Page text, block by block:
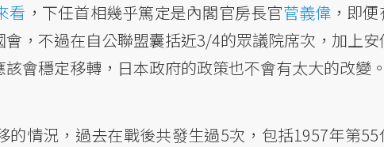
看 ，下任首相幾乎篤定是內閣官房長官菅義偉，即便
，不過在自公聯盟囊括近3/4的眾議院席次，加上安
會穩定移轉，日本政府的政策也不會有太大的改變。
的情況，過去在戰後共發生過5次，包括1957年第55